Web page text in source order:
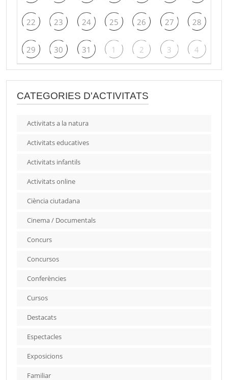
22 23 24 25 26 27 28
29 30 31 1 2 3 4
CATEGORIES D'ACTIVITATS
Activitats a la natura
Activitats educatives
Activitats infantils
Activitats online
Ciència ciutadana
Cinema / Documentals
Concurs
Concursos
Conferències
Cursos
Destacats
Espectacles
Exposicions
Familiar